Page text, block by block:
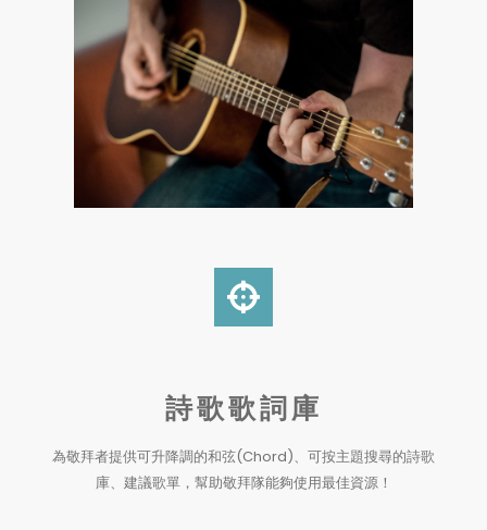
詩歌歌詞庫
為敬拜者提供可升降調的和弦(Chord)、可按主題搜尋的詩歌
庫、建議歌單，幫助敬拜隊能夠使用最佳資源！